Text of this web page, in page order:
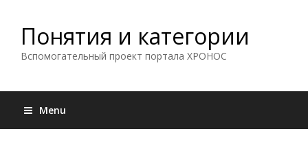
Понятия и категории
Вспомогательный проект портала ХРОНОС
Menu